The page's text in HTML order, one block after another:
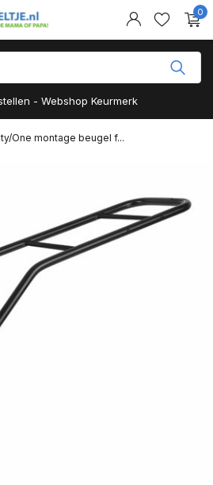
0
- Webshop Keurmerk
One montage beugel f...